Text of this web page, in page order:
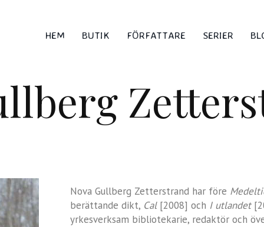
HEM BUTIK FÖRFATTARE SERIER
Nova Gullberg Zetterstrand har före
berättande dikt, Cal[2008] och I utlandet
yrkesverksam bibliotekarie, redaktör och